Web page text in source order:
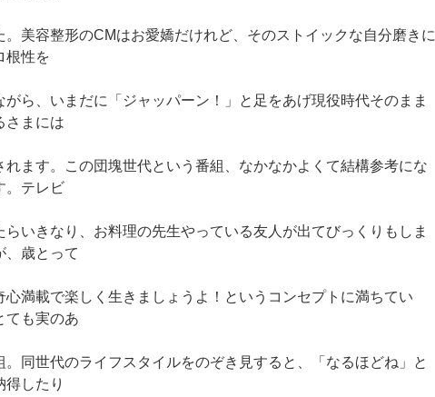
。美容整形のCMはお愛嬌だけれど、そのストイックな自分磨きに
根性を
がら、いまだに「ジャッパーン！」と足をあげ現役時代そのまま
さまには
れます。この団塊世代という番組、なかなかよくて結構参考にな
。テレビ
らいきなり、お料理の先生やっている友人が出てびっくりもしま
、歳とって
心満載で楽しく生きましょうよ！というコンセプトに満ちてい
ても実のあ
。同世代のライフスタイルをのぞき見すると、「なるほどね」と
得したり